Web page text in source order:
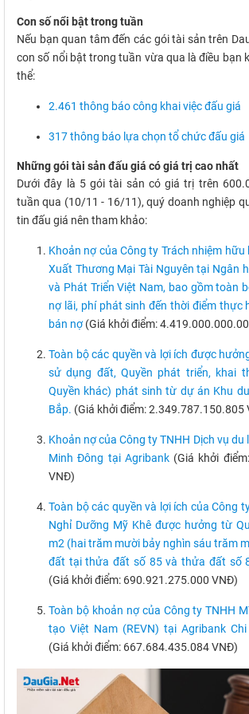
Con số nổi bật trong tuần
Nếu bạn quan tâm đến các gói tài sản trên
con số nổi bật trong tuần vừa qua là điều bạn
thể:
2.461 thông báo công khai việc đấu giá
317 thông báo lựa chọn tổ chức đấu giá
Những gói tài sản đấu giá có giá trị cao nhất
Dưới đây là 5 gói tài sản có giá trị trên
tuần qua (10/11 - 16/11), quý doanh nghiệp
tin đấu giá nên tham khảo:
Khoản nợ của Công ty Trách nhiệm hữu
Xuất Thương Mại Tài Nguyên tại Ngân
và Phát Triển Việt Nam, bao gồm toàn
nợ lãi, phí phát sinh đến thời điểm thực
bán nợ(Giá khởi điểm:
Toàn bộ các quyền và lợi ích được
sử dụng đất, Quyền phát triển, khai
Quyền khác) phát sinh từ dự án Khu
Bắp. (Giá khởi điểm: 2.349.787.150.805
Khoản nợ của Công ty TNHH Dịch vụ
Minh Đông tại Agribank(Giá khởi
VNĐ)
Toàn bộ các quyền và lợi ích của Công
Nghỉ Dưỡng Mỹ Khê được hưởng từ
m2 (hai trăm mười bảy nghìn sáu trăm
đất tại thửa đất số 85 và thửa đất số
(Giá khởi điểm: 690.921.275.000 VNĐ)
Toàn bộ khoản nợ của Công ty TNHH
tạo Việt Nam (REVN) tại Agribank
(Giá khởi điểm: 667.684.435.084 VNĐ)